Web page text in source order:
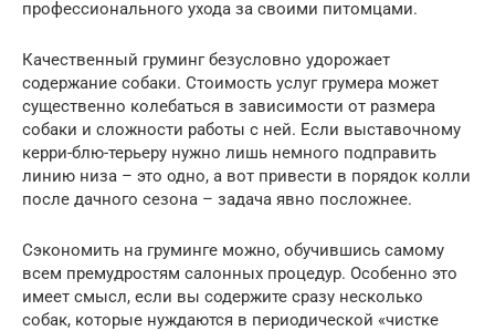
профессионального ухода за своими питомцами.
Качественный груминг безусловно удорожает
содержание собаки. Стоимость услуг грумера может
существенно колебаться в зависимости от размера
собаки и сложности работы с ней. Если выставочному
керри-блю-терьеру нужно лишь немного подправить
линию низа – это одно, а вот привести в порядок колли
после дачного сезона – задача явно посложнее.
Сэкономить на груминге можно, обучившись самому
всем премудростям салонных процедур. Особенно это
имеет смысл, если вы содержите сразу несколько
собак, которые нуждаются в периодической «чистке